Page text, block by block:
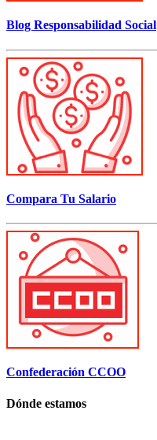
Blog Responsabilidad Social
Compara Tu Salario
Confederación CCOO
Dónde estamos